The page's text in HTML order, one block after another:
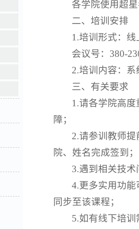
各学院使用超
二、培训安排
1.培训形式：线
会议号：380-
2.培训内容：系
三、有关要求
1.请各学院高
障；
2.请参训教师
院、姓名完成签到；
3.遇到相关技术
4.更多实用功
同步至该课程；
5.如有线下培训